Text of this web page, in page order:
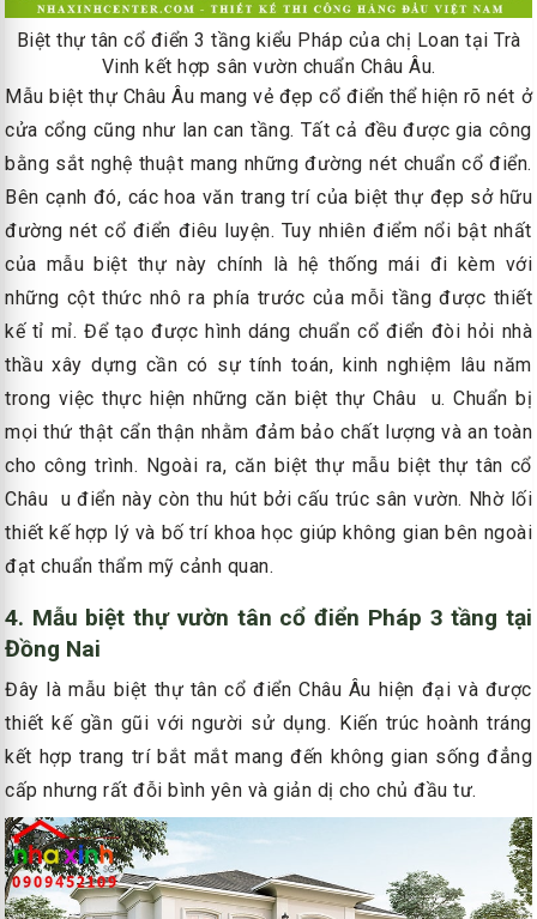
Biệt thự tân cổ điển 3 tầng kiểu Pháp của chị Loan tại Trà
Vinh kết hợp sân vườn chuẩn Châu Âu.
Mẫu biệt thự Châu Âu mang vẻ đẹp cổ điển thể hiện rõ nét ở
cửa cổng cũng như lan can tầng. Tất cả đều được gia công
bằng sắt nghệ thuật mang những đường nét chuẩn cổ điển.
Bên cạnh đó, các hoa văn trang trí của biệt thự đẹp sở hữu
đường nét cổ điển điêu luyện. Tuy nhiên điểm nổi bật nhất
của mẫu biệt thự này chính là hệ thống mái đi kèm với
những cột thức nhô ra phía trước của mỗi tầng được thiết
kế tỉ mỉ. Để tạo được hình dáng chuẩn cổ điển đòi hỏi nhà
thầu xây dựng cần có sự tính toán, kinh nghiệm lâu năm
trong việc thực hiện những căn biệt thự Châu u. Chuẩn bị
mọi thứ thật cẩn thận nhằm đảm bảo chất lượng và an toàn
cho công trình. Ngoài ra, căn biệt thự mẫu biệt thự tân cổ
Châu u điển này còn thu hút bởi cấu trúc sân vườn. Nhờ lối
thiết kế hợp lý và bố trí khoa học giúp không gian bên ngoài
đạt chuẩn thẩm mỹ cảnh quan.
4. Mẫu biệt thự vườn tân cổ điển Pháp 3 tầng tại
Đồng Nai
Đây là mẫu biệt thự tân cổ điển Châu Âu hiện đại và được
thiết kế gần gũi với người sử dụng. Kiến trúc hoành tráng
kết hợp trang trí bắt mắt mang đến không gian sống đẳng
cấp nhưng rất đỗi bình yên và giản dị cho chủ đầu tư.